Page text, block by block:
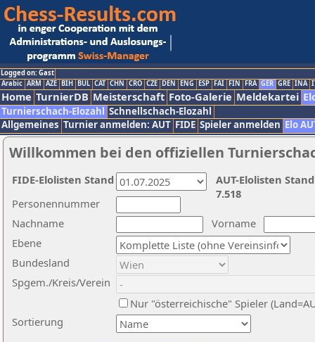
Logged on: Gast
Arabic ARM AZE BIH BUL CAT CHN CRO CZE DEN ENG ESP FAI FIN FRA GER GRE INA
Home TurnierDB Meisterschaft Foto-Galerie Meldekartei
Turnierschach-Elozahl Schnellschach-Elozahl
Allgemeines Turnier anmelden: AUT FIDE Spieler anmelden Elo
Willkommen bei den offiziellen
Nachname
Vorname
Ebene
Sortierung
Personennummer
Bundesland
Spgem./Kreis/Verein
Nur "österreichische" Spieler
AUT-Elolisten
7.518
FIDE-Elolisten Stand